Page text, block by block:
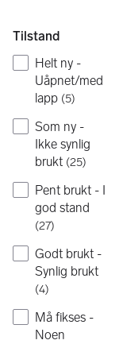
Tilstand
Helt ny -
Uåpnet/med
lapp (5)
Som ny -
Ikke synlig
brukt (25)
Pent brukt - I
god stand
(27)
Godt brukt -
Synlig brukt
(4)
Må fikses -
Noen